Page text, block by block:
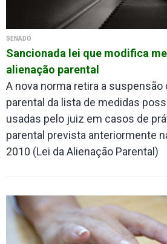
SENADO
Sancionada lei que modifica
alienação parental
A nova norma retira a suspensão
parental da lista de medidas
usadas pelo juiz em casos de
parental prevista anteriormente
2010 (Lei da Alienação Parental)